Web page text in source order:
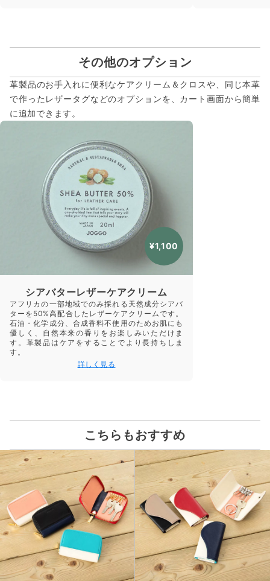
その他のオプション
革製品のお手入れに便利なケアクリーム＆クロスや、同じ本革
で作ったレザータグなどのオプションを、カート画面から簡単
に追加できます。
¥1,100
シアバターレザーケアクリーム
アフリカの一部地域でのみ採れる天然成分シアバ
ターを50%高配合したレザーケアクリームです。
石油・化学成分、合成香料不使用のためお肌にも
優しく、自然本来の香りをお楽しみいただけま
す。革製品はケアをすることでより長持ちしま
す。
詳しく見る
こちらもおすすめ